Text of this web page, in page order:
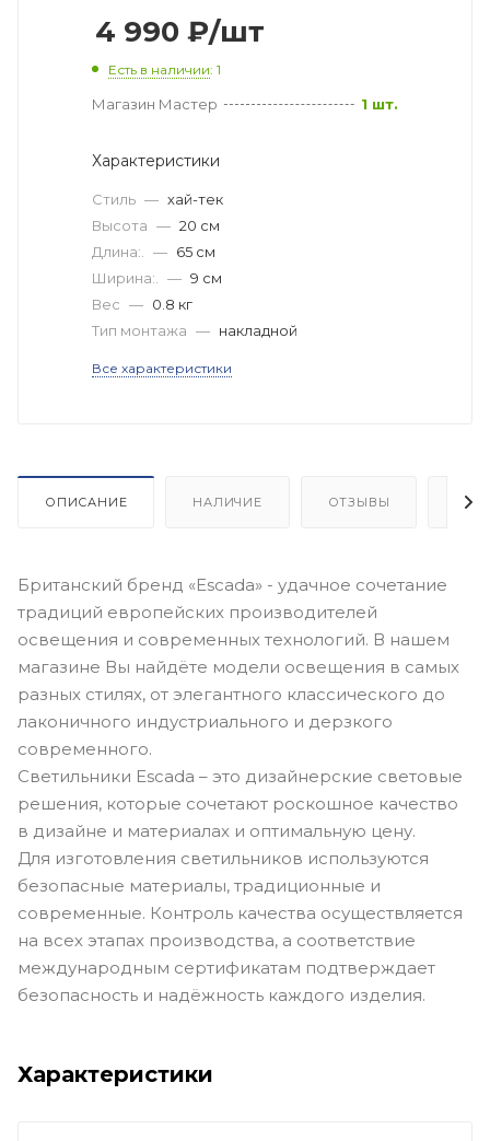
4 990 ₽/шт
Есть в наличии: 1
Магазин Мастер 1 шт.
Характеристики
Стиль — хай-тек
Высота — 20 см
Длина:.
— 65 см
Ширина:.
— 9 см
Вес — 0.8 кг
Тип монтажа — накладной
Все характеристики
ОПИСАНИЕ НАЛИЧИЕ ОТЗЫВЫ
Британский бренд «Escada» - удачное сочетание
традиций европейских производителей
освещения и современных технологий. В нашем
магазине Вы найдёте модели освещения в самых
разных стилях, от элегантного классического до
лаконичного индустриального и дерзкого
современного.
Светильники Escada – это дизайнерские световые
решения, которые сочетают роскошное качество
в дизайне и материалах и оптимальную цену.
Для изготовления светильников используются
безопасные материалы, традиционные и
современные. Контроль качества осуществляется
на всех этапах производства, а соответствие
международным сертификатам подтверждает
безопасность и надёжность каждого изделия.
Характеристики